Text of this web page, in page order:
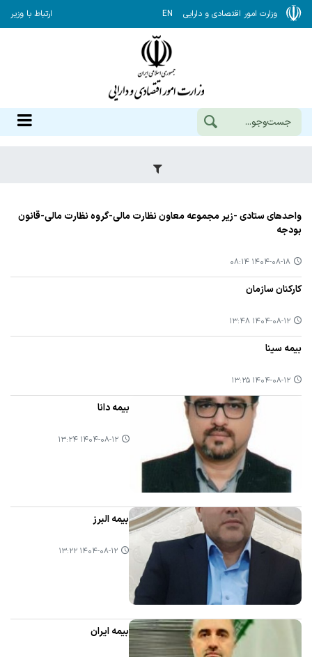
وزارت امور اقتصادی و دارایی EN ارتباط با وزیر
واحدهای ستادی -زیر مجموعه معاون نظارت مالی-گروه نظارت مالی-قانون
بودجه
۱۴۰۴-۰۸-۱۸ ۰۸:۱۴
کارکنان سازمان
۱۴۰۴-۰۸-۱۲ ۱۳:۴۸
بیمه سینا
۱۴۰۴-۰۸-۱۲ ۱۳:۲۵
بیمه دانا
۱۴۰۴-۰۸-۱۲ ۱۳:۲۴
بیمه البرز
۱۴۰۴-۰۸-۱۲ ۱۳:۲۲
بیمه ایران